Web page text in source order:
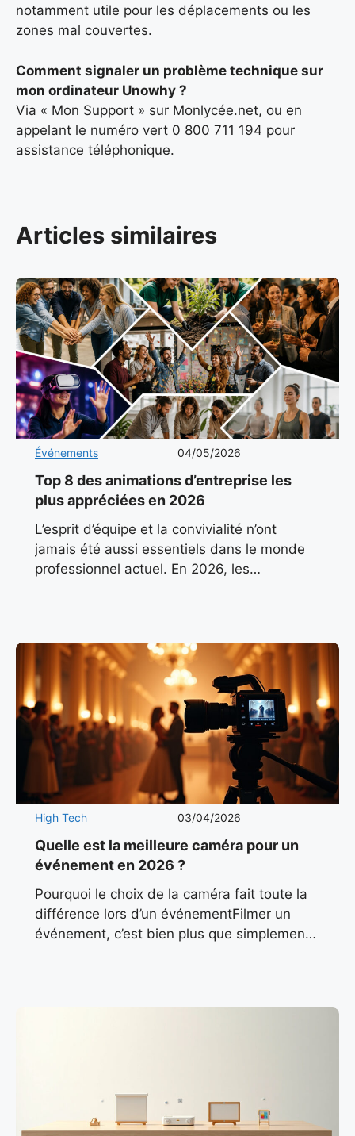
notamment utile pour les déplacements ou les
zones mal couvertes.
Comment signaler un problème technique sur
mon ordinateur Unowhy ?
Via « Mon Support » sur Monlycée.net, ou en
appelant le numéro vert 0 800 711 194 pour
assistance téléphonique.
Articles similaires
Événements 04/05/2026
Top 8 des animations d’entreprise les
plus appréciées en 2026
L’esprit d’équipe et la convivialité n’ont
jamais été aussi essentiels dans le monde
professionnel actuel. En 2026, les
High Tech 03/04/2026
Quelle est la meilleure caméra pour un
événement en 2026 ?
Pourquoi le choix de la caméra fait toute la
différence lors d’un événementFilmer un
événement, c’est bien plus que simplement